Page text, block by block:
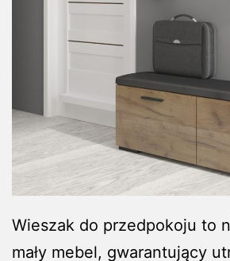
Wieszak do przedpokoju to
mały mebel, gwarantujący